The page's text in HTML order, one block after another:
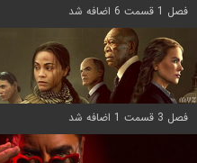
فصل 1 قسمت 6 اضافه شد
فصل 3 قسمت 1 اضافه شد